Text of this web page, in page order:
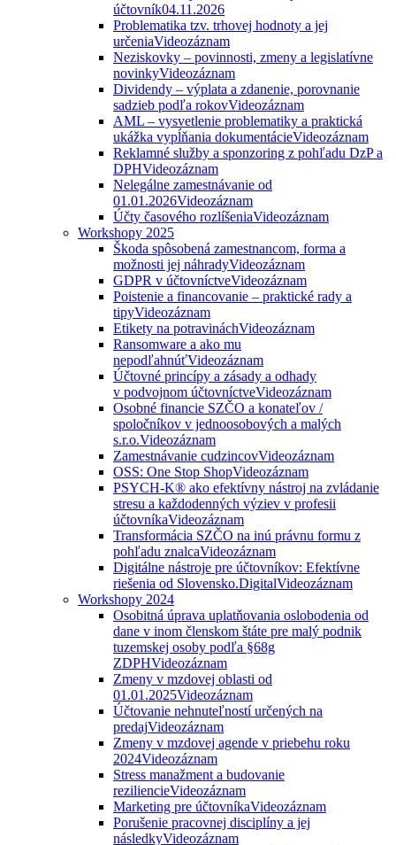
účtovník04.11.2026
Problematika tzv. trhovej hodnoty a jej
určeniaVideozáznam
Neziskovky – povinnosti, zmeny a legislatívne
novinkyVideozáznam
Dividendy – výplata a zdanenie, porovnanie
sadzieb podľa rokovVideozáznam
AML – vysvetlenie problematiky a praktická
ukážka vypĺňania dokumentácieVideozáznam
Reklamné služby a sponzoring z pohľadu DzP a
DPHVideozáznam
Nelegálne zamestnávanie od
01.01.2026Videozáznam
Účty časového rozlíšeniaVideozáznam
Workshopy 2025
Škoda spôsobená zamestnancom, forma a
možnosti jej náhradyVideozáznam
GDPR v účtovníctveVideozáznam
Poistenie a financovanie – praktické rady a
tipyVideozáznam
Etikety na potravináchVideozáznam
Ransomware a ako mu
nepodľahnúťVideozáznam
Účtovné princípy a zásady a odhady
v podvojnom účtovníctveVideozáznam
Osobné financie SZČO a konateľov /
spoločníkov v jednoosobových a malých
s.r.o.Videozáznam
Zamestnávanie cudzincovVideozáznam
OSS: One Stop ShopVideozáznam
PSYCH-K® ako efektívny nástroj na zvládanie
stresu a každodenných výziev v profesii
účtovníkaVideozáznam
Transformácia SZČO na inú právnu formu z
pohľadu znalcaVideozáznam
Digitálne nástroje pre účtovníkov: Efektívne
riešenia od Slovensko.DigitalVideozáznam
Workshopy 2024
Osobitná úprava uplatňovania oslobodenia od
dane v inom členskom štáte pre malý podnik
tuzemskej osoby podľa §68g
ZDPHVideozáznam
Zmeny v mzdovej oblasti od
01.01.2025Videozáznam
Účtovanie nehnuteľností určených na
predajVideozáznam
Zmeny v mzdovej agende v priebehu roku
2024Videozáznam
Stress manažment a budovanie
reziliencieVideozáznam
Marketing pre účtovníkaVideozáznam
Porušenie pracovnej disciplíny a jej
následkyVideozáznam